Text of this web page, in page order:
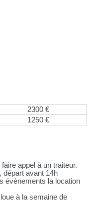
2300 €
1250 €
appel à un traiteur.
départ avant 14h
évènements la location
à la semaine de